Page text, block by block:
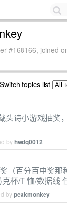
#168166, joined
Switch topics list
头诗小游戏抽奖
byhwdq0012
（百分百中奖那
杯/T 恤/数据线
bypeakmonkey